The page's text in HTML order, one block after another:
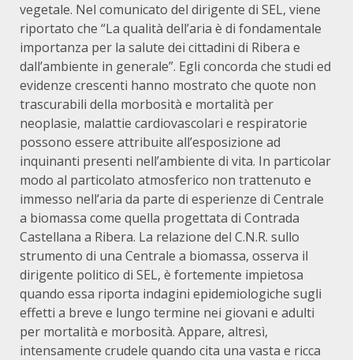
vegetale. Nel comunicato del dirigente di SEL, viene
riportato che “La qualità dell’aria è di fondamentale
importanza per la salute dei cittadini di Ribera e
dall’ambiente in generale”. Egli concorda che studi ed
evidenze crescenti hanno mostrato che quote non
trascurabili della morbosità e mortalità per
neoplasie, malattie cardiovascolari e respiratorie
possono essere attribuite all’esposizione ad
inquinanti presenti nell’ambiente di vita. In particolar
modo al particolato atmosferico non trattenuto e
immesso nell’aria da parte di esperienze di Centrale
a biomassa come quella progettata di Contrada
Castellana a Ribera. La relazione del C.N.R. sullo
strumento di una Centrale a biomassa, osserva il
dirigente politico di SEL, è fortemente impietosa
quando essa riporta indagini epidemiologiche sugli
effetti a breve e lungo termine nei giovani e adulti
per mortalità e morbosità. Appare, altresì,
intensamente crudele quando cita una vasta e ricca